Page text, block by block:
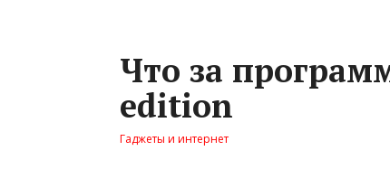
Что за
edition
Гаджеты и интернет